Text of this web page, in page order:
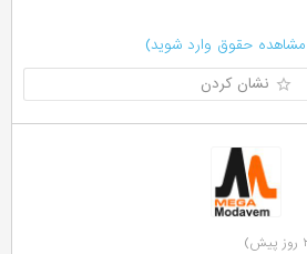
مشاهده حقوق وارد شوید)
نشان کردن